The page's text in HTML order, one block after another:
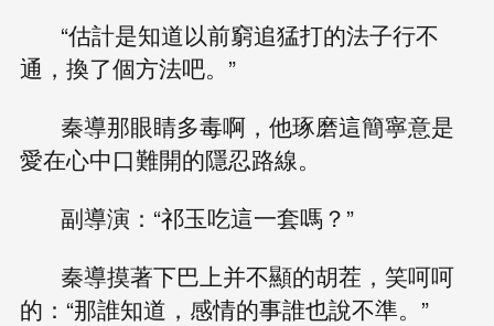
“估計是知道以前窮追猛打的法子行不
通，換了個方法吧。”
秦導那眼睛多毒啊，他琢磨這簡寧意是
愛在心中口難開的隱忍路線。
副導演：“祁玉吃這一套嗎？”
秦導摸著下巴上并不顯的胡茬，笑呵呵
的：“那誰知道，感情的事誰也說不準。”